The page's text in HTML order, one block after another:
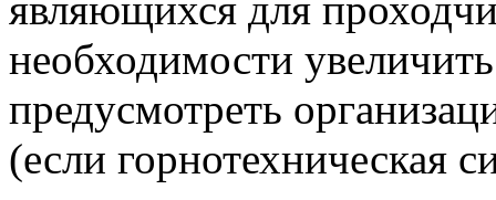
необходимости
предусмотреть
(если горнотехническая